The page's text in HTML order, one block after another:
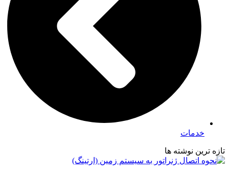
خدمات
تازه ترین نوشته ها